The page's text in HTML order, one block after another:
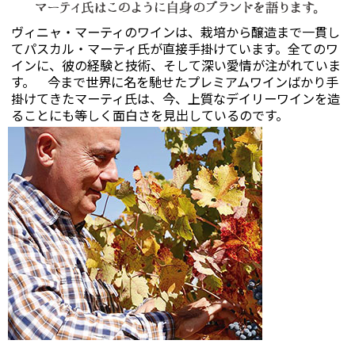
ヴィニャ・マーティのワインは、栽培から醸造まで一貫し
てパスカル・マーティ氏が直接手掛けています。全てのワ
インに、彼の経験と技術、そして深い愛情が注がれていま
す。 今まで世界に名を馳せたプレミアムワインばかり手
掛けてきたマーティ氏は、今、上質なデイリーワインを造
ることにも等しく面白さを見出しているのです。